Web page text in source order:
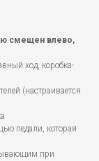
смещен влево,
ход, коробка-
(настраивается
педали, которая
при